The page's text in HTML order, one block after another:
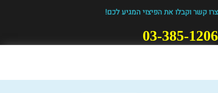
צרו קשר וקבלו את הפיצוי המגיע לכם!
03-385-1206